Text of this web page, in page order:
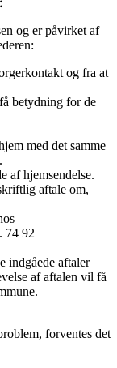
og er påvirket af
og fra at
betydning for de
med det samme
af hjemsendelse.
aftale om,
74 92
indgåede aftaler
af aftalen vil få
forventes det